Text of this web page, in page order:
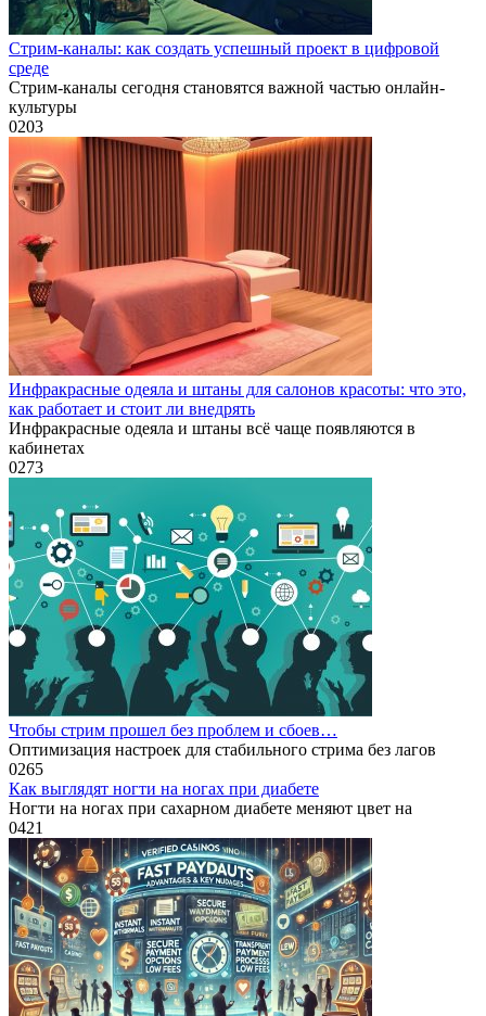
Стрим-каналы: как создать успешный проект в цифровой
среде
Стрим-каналы сегодня становятся важной частью онлайн-
культуры
0203
Инфракрасные одеяла и штаны для салонов красоты: что это,
как работает и стоит ли внедрять
Инфракрасные одеяла и штаны всё чаще появляются в
кабинетах
0273
Чтобы стрим прошел без проблем и сбоев…
Оптимизация настроек для стабильного стрима без лагов
0265
Как выглядят ногти на ногах при диабете
Ногти на ногах при сахарном диабете меняют цвет на
0421